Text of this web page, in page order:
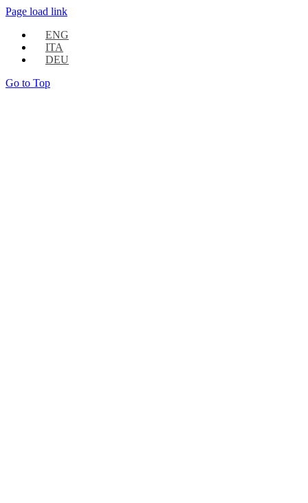
Page load link
ENG
ITA
DEU
Go to Top